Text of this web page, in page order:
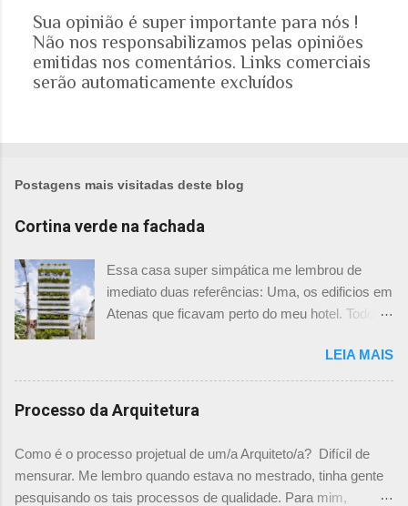
P
o
s
m
o
e
n
t
á
o
Sua opinião é super importante para nós !
Não nos responsabilizamos pelas opiniões
emitidas nos comentários. Links comerciais
serão automaticamente excluídos
Postagens mais visitadas deste blog
Cortina verde na fachada
Essa casa super simpática me lembrou de
imediato duas referências: Uma, os edificios em
Atenas que ficavam perto do meu hotel. Todos
ficassem tão simpáticos! Mas olhando com
mais foco, me veio a segunda referência. Na
verdade as fachadas da frente e fundos são
como segundas peles, floreiras que criam um
prédio. Justo como a casa do colega Oscar
Muller. Eu juro que tenho fotos no computador,
LEIA MAIS
Processo da Arquitetura
Como é o processo projetual de um/a Arquiteto/a? Difícil de
mensurar. Me lembro quando estava no mestrado, tinha gente
pesquisando os tais processos de qualidade. Para mim,